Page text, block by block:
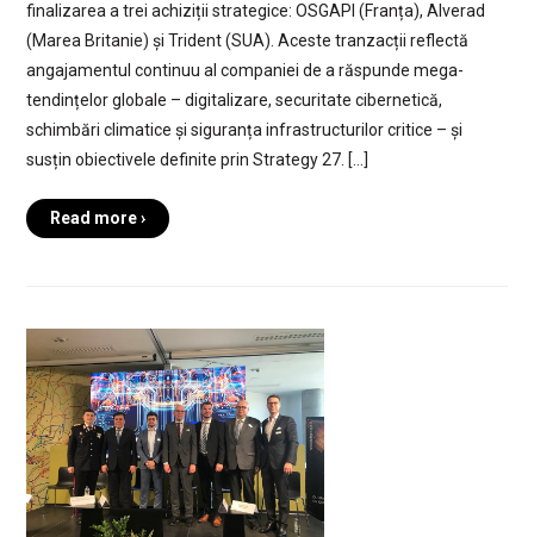
finalizarea a trei achiziții strategice: OSGAPI (Franța), Alverad
(Marea Britanie) și Trident (SUA). Aceste tranzacții reflectă
angajamentul continuu al companiei de a răspunde mega-
tendințelor globale – digitalizare, securitate cibernetică,
schimbări climatice și siguranța infrastructurilor critice – și
susțin obiectivele definite prin Strategy 27. […]
Read more ›